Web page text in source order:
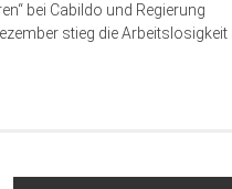
bei Cabildo und Regierung
stieg die Arbeitslosigkeit